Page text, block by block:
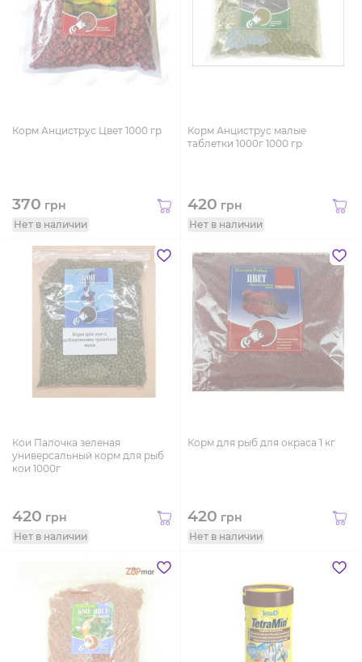
Корм Анциструс Цвет 1000 гр
370 грн
Нет в наличии
Корм Анциструс малые
таблетки 1000г 1000 гр
420 грн
Нет в наличии
Кои Палочка зеленая
универсальный корм для рыб
кои 1000г
420 грн
Нет в наличии
Корм для рыб для окраса 1 кг
420 грн
Нет в наличии